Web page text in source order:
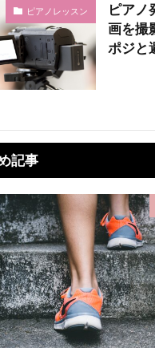
ピアノレッスン
ピアノ
画を撮
ポジと
記事